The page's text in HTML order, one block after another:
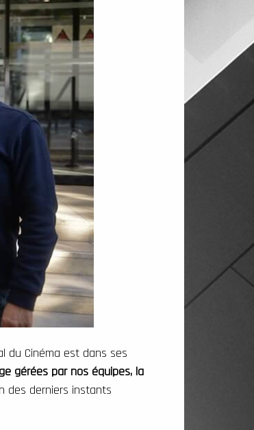
du Cinéma est dans ses
gérées par nos équipes, la
des derniers instants